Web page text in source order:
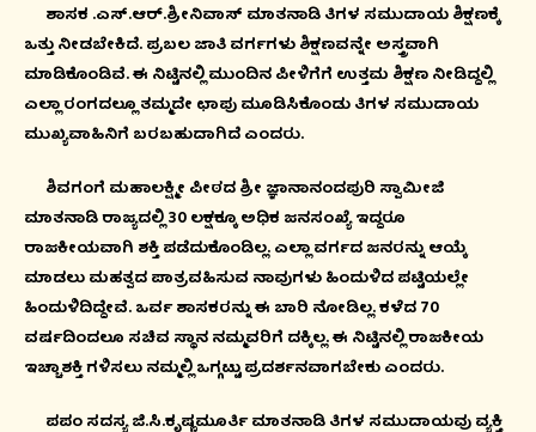
ಶಾಸಕ .ಎಸ್.ಆರ್.ಶ್ರೀನಿವಾಸ್ ಮಾತನಾಡಿ ತಿಗಳ ಸಮುದಾಯ ಶಿಕ್ಷಣಕ್ಕೆ
ಒತ್ತು ನೀಡಬೇಕಿದೆ. ಪ್ರಬಲ ಜಾತಿ ವರ್ಗಗಳು ಶಿಕ್ಷಣವನ್ನೇ ಅಸ್ತ್ರವಾಗಿ
ಮಾಡಿಕೊಂಡಿವೆ. ಈ ನಿಟ್ಟಿನಲ್ಲಿ ಮುಂದಿನ ಪೀಳಿಗೆಗೆ ಉತ್ತಮ ಶಿಕ್ಷಣ ನೀಡಿದ್ದಲ್ಲಿ
ಎಲ್ಲಾ ರಂಗದಲ್ಲೂ ತಮ್ಮದೇ ಛಾಪು ಮೂಡಿಸಿಕೊಂಡು ತಿಗಳ ಸಮುದಾಯ
ಮುಖ್ಯವಾಹಿನಿಗೆ ಬರಬಹುದಾಗಿದೆ ಎಂದರು.
ಶಿವಗಂಗೆ ಮಹಾಲಕ್ಷ್ಮೀ ಪೀಠದ ಶ್ರೀ ಜ್ಞಾನಾನಂದಪುರಿ ಸ್ವಾಮೀಜಿ
ಮಾತನಾಡಿ ರಾಜ್ಯದಲ್ಲಿ 30 ಲಕ್ಷಕ್ಕೂ ಅಧಿಕ ಜನಸಂಖ್ಯೆ ಇದ್ದರೂ
ರಾಜಕೀಯವಾಗಿ ಶಕ್ತಿ ಪಡೆದುಕೊಂಡಿಲ್ಲ. ಎಲ್ಲಾ ವರ್ಗದ ಜನರನ್ನು ಆಯ್ಕೆ
ಮಾಡಲು ಮಹತ್ವದ ಪಾತ್ರವಹಿಸುವ ನಾವುಗಳು ಹಿಂದುಳಿದ ಪಟ್ಟಿಯಲ್ಲೇ
ಹಿಂದುಳಿದಿದ್ದೇವೆ. ಒರ್ವ ಶಾಸಕರನ್ನು ಈ ಬಾರಿ ನೋಡಿಲ್ಲ. ಕಳೆದ 70
ವರ್ಷದಿಂದಲೂ ಸಚಿವ ಸ್ಥಾನ ನಮ್ಮವರಿಗೆ ದಕ್ಕಿಲ್ಲ. ಈ ನಿಟ್ಟಿನಲ್ಲಿ ರಾಜಕೀಯ
ಇಚ್ಚಾಶಕ್ತಿ ಗಳಿಸಲು ನಮ್ಮಲ್ಲಿ ಒಗ್ಗಟ್ಟು ಪ್ರದರ್ಶನವಾಗಬೇಕು ಎಂದರು.
ಪಪಂ ಸದಸ್ಯ ಜಿ.ಸಿ.ಕೃಷ್ಣಮೂರ್ತಿ ಮಾತನಾಡಿ ತಿಗಳ ಸಮುದಾಯವು ವ್ಯಕ್ತಿ